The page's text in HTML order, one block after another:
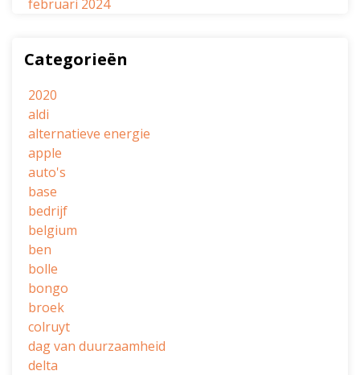
februari 2024
Categorieën
2020
aldi
alternatieve energie
apple
auto's
base
bedrijf
belgium
ben
bolle
bongo
broek
colruyt
dag van duurzaamheid
delta